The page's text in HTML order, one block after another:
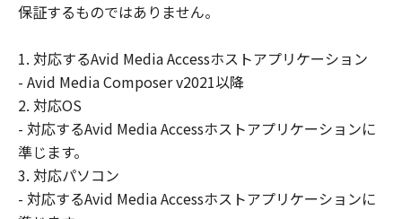
保証するものではありません。
1. 対応するAvid Media Accessホストアプリケーション
- Avid Media Composer v2021以降
2. 対応OS
- 対応するAvid Media Accessホストアプリケーションに
準じます。
3. 対応パソコン
- 対応するAvid Media Accessホストアプリケーションに